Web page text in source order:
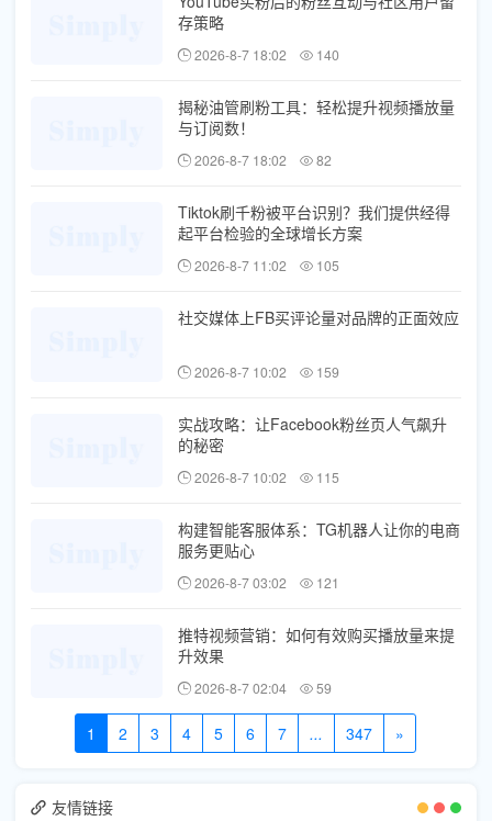
存策略
2026-8-7 18:02 140
揭秘油管刷粉工具：轻松提升视频播放量
与订阅数！
2026-8-7 18:02 82
Tiktok刷千粉被平台识别？我们提供经得
起平台检验的全球增长方案
2026-8-7 11:02 105
社交媒体上FB买评论量对品牌的正面效应
2026-8-7 10:02 159
实战攻略：让Facebook粉丝页人气飙升
的秘密
2026-8-7 10:02 115
构建智能客服体系：TG机器人让你的电商
服务更贴心
2026-8-7 03:02 121
推特视频营销：如何有效购买播放量来提
升效果
2026-8-7 02:04 59
1 2 3 4 5 6 7 ... 347 »
友情链接